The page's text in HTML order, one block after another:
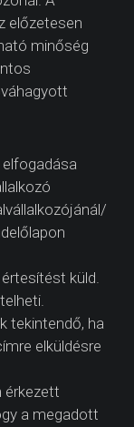
előzetesen
minőség
küld.
tekintendő, ha
elküldésre
érkezett
a megadott